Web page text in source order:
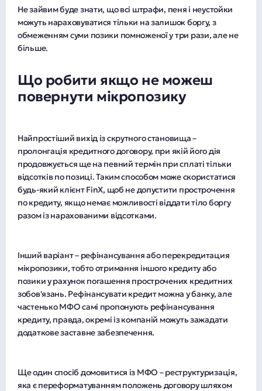
Не зайвим буде знати, що всі штрафи, пеня і неустойки
можуть нараховуватися тільки на залишок боргу, з
обмеженням суми позики помноженої у три рази, але не
більше.
Що робити якщо не можеш
повернути мікропозику
Найпростіший вихід із скрутного становища –
пролонгація кредитного договору, при якій його дія
продовжується ще на певний термін при сплаті тільки
відсотків по позиці. Таким способом може скористатися
будь-який клієнт FinX, щоб не допустити прострочення
по кредиту, якщо немає можливості віддати тіло боргу
разом із нарахованими відсотками.
Інший варіант – рефінансування або перекредитация
мікропозики, тобто отримання іншого кредиту або
позики у рахунок погашення прострочених кредитних
зобов'язань. Рефінансувати кредит можна у банку, але
частенько МФО самі пропонують рефінансування
кредиту, правда, окремі із компаній можуть зажадати
додаткове заставне забезпечення.
Ще один спосіб домовитися із МФО – реструктуризація,
яка є переформатуванням положень договору шляхом